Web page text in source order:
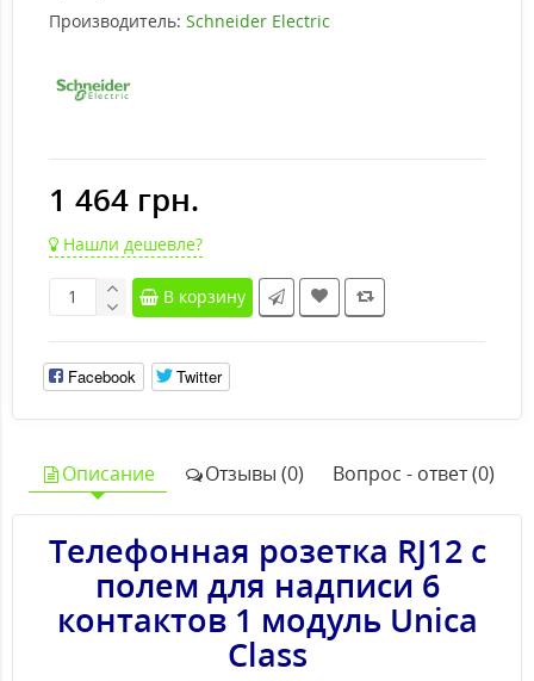
Производитель: Schneider Electric
1 464 грн.
Нашли дешевле?
В корзину
Facebook Twitter
Описание Отзывы (0) Вопрос - ответ (0)
Телефонная розетка RJ12 с
полем для надписи 6
контактов 1 модуль Unica
Class